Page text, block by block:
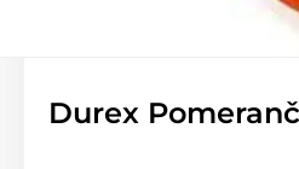
Durex